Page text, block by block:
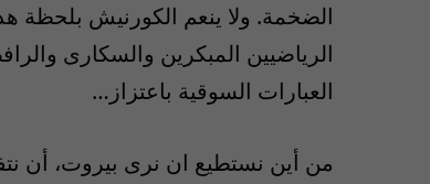
الضخمة. ولا ينعم الكورنيش بلحظة
الرياضيين المبكرين والسكارى
العبارات السوقية باعتزاز…
من أين نستطيع ان نرى بيروت، أن